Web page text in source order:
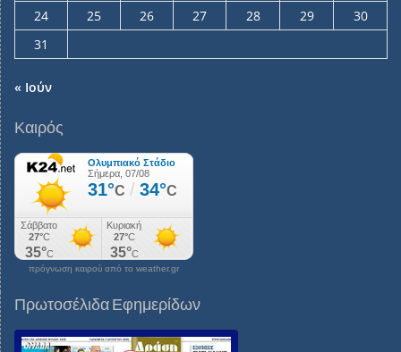
24
25 26 27 28 29
30
31
« Ιούν
Καιρός
πρόγνωση καιρού από το weather.gr
Πρωτοσέλιδα Εφημερίδων